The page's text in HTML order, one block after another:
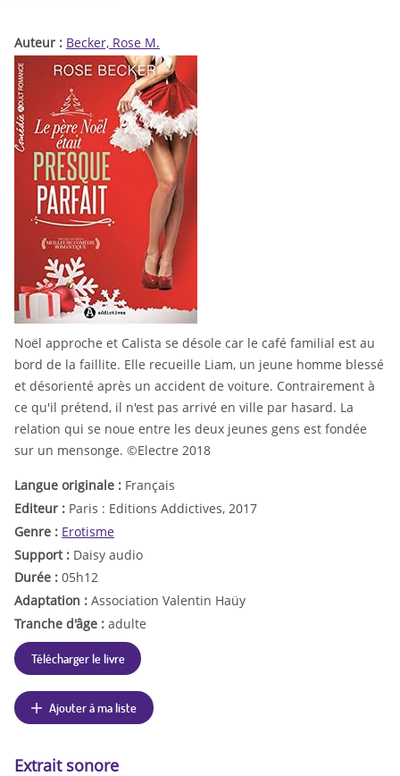
Auteur : Becker, Rose M.
Noël approche et Calista se désole car le café familial est au
bord de la faillite. Elle recueille Liam, un jeune homme blessé
et désorienté après un accident de voiture. Contrairement à
ce qu'il prétend, il n'est pas arrivé en ville par hasard. La
relation qui se noue entre les deux jeunes gens est fondée
sur un mensonge. ©Electre 2018
Langue originale : Français
Editeur : Paris : Editions Addictives, 2017
Genre : Erotisme
Support : Daisy audio
Durée : 05h12
Adaptation : Association Valentin Haüy
Tranche d'âge : adulte
Télécharger le livre
Ajouter à ma liste
Extrait sonore